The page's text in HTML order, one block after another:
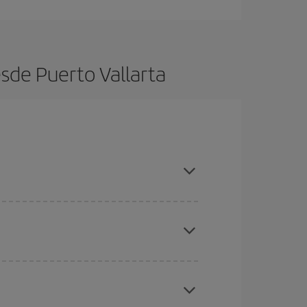
Puerto Vallarta
el vuelo más barato.